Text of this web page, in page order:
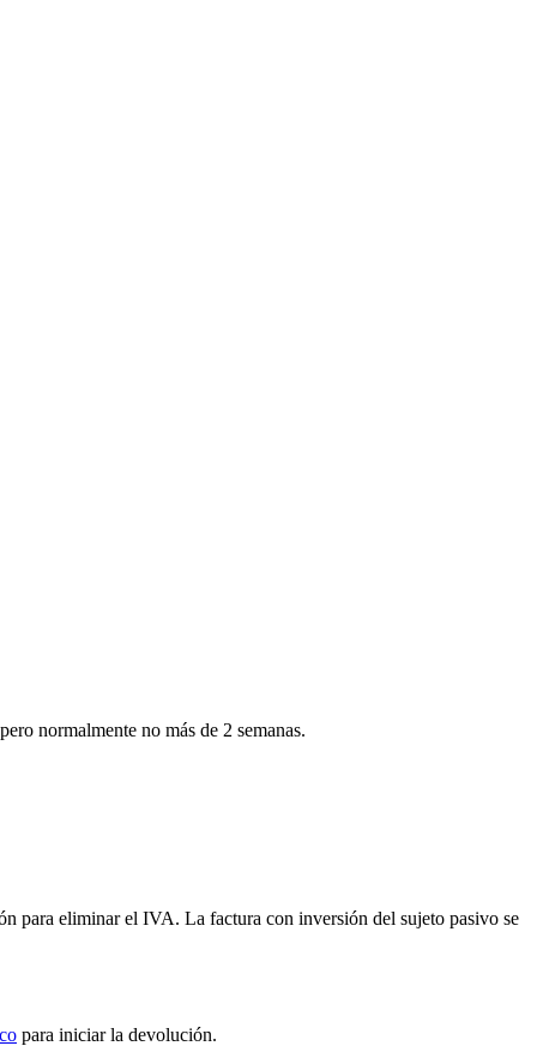
normalmente no más de 2 semanas.
para eliminar el IVA. La factura con inversión del sujeto pasivo se
para iniciar la devolución.